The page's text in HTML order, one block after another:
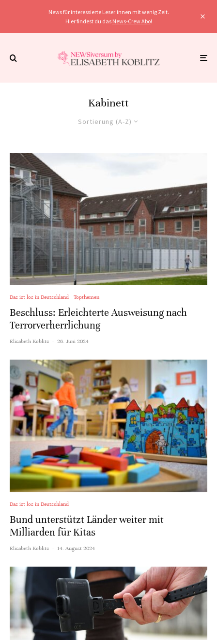
News für interessierte Leser:innen mit wenig Zeit.
Hier findest du das News-Crew Abo!
Kabinett
Sortierung (A-Z)
Das ist los in Deutschland Topthemen
Beschluss: Erleichterte Ausweisung nach
Terrorverherrlichung
Elisabeth Koblitz · 26. Juni 2024
Das ist los in Deutschland
Bund unterstützt Länder weiter mit
Milliarden für Kitas
Elisabeth Koblitz · 14. August 2024